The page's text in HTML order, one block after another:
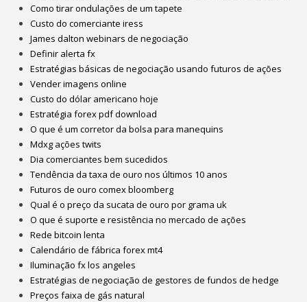
Como tirar ondulações de um tapete
Custo do comerciante iress
James dalton webinars de negociação
Definir alerta fx
Estratégias básicas de negociação usando futuros de ações
Vender imagens online
Custo do dólar americano hoje
Estratégia forex pdf download
O que é um corretor da bolsa para manequins
Mdxg ações twits
Dia comerciantes bem sucedidos
Tendência da taxa de ouro nos últimos 10 anos
Futuros de ouro comex bloomberg
Qual é o preço da sucata de ouro por grama uk
O que é suporte e resistência no mercado de ações
Rede bitcoin lenta
Calendário de fábrica forex mt4
Iluminação fx los angeles
Estratégias de negociação de gestores de fundos de hedge
Preços faixa de gás natural